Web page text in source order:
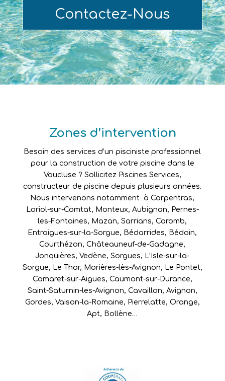
Contactez-Nous
Zones d’intervention
Besoin des services d’un pisciniste professionnel
pour la construction de votre piscine dans le
Vaucluse ? Sollicitez Piscines Services,
constructeur de piscine depuis plusieurs années.
Nous intervenons notamment àCarpentras,
Loriol-sur-Comtat, Monteux, Aubignan, Pernes-
les-Fontaines, Mazan,Sarrians,Caromb,
Entraigues-sur-la-Sorgue, Bédarrides, Bédoin,
Courthézon,Châteauneuf-de-Gadagne,
Jonquières,Vedène,Sorgues, L’Isle-sur-la-
Sorgue, Le Thor, Morières-lès-Avignon, Le Pontet,
Camaret-sur-Aigues, Caumont-sur-Durance,
Saint-Saturnin-les-Avignon, Cavaillon, Avignon,
Gordes, Vaison-la-Romaine, Pierrelatte, Orange,
Apt, Bollène…